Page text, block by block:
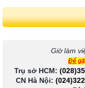
Giờ làm
Để
Trụ sở HCM:
CN Hà Nội: